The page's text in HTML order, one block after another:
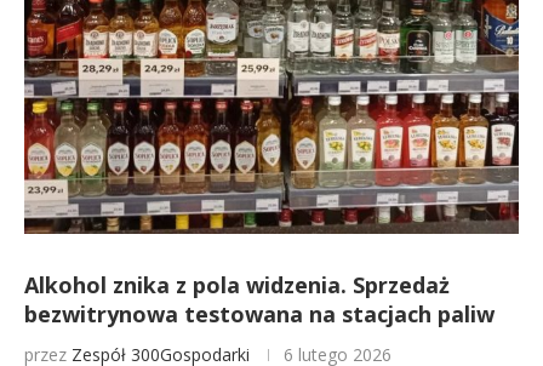
Alkohol znika z pola widzenia. Sprzedaż
bezwitrynowa testowana na stacjach paliw
przez Zespół 300Gospodarki 6 lutego 2026